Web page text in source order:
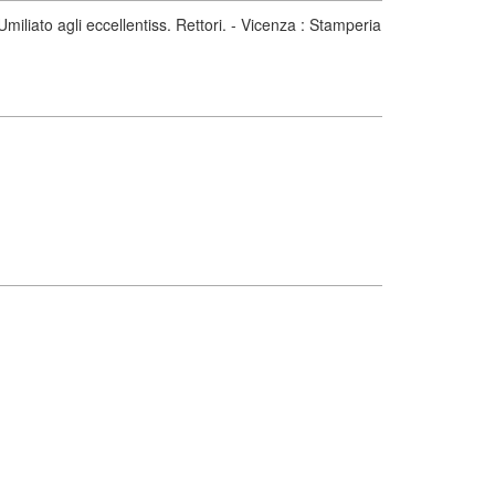
agli eccellentiss. Rettori. - Vicenza : Stamperia